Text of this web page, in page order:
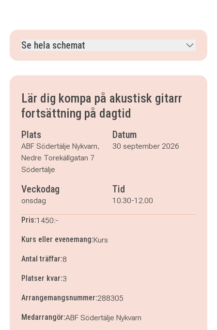
Se hela schemat
onsdag 14 oktober 2026
klockan 10.30–12.00
onsdag 21 oktober 2026 klockan 10.30–12.00
onsdag 28 oktober 2026klockan 10.30–12.00
onsdag 11 november 2026klockan 10.30–12.00
onsdag 18 november 2026klockan 10.30–12.00
Lär dig kompa på akustisk gitarr
fortsättning på dagtid
Plats
ABF Södertälje Nykvarn,
Nedre Torekällgatan 7
Södertälje
Datum
30 september 2026
Veckodag
onsdag
Tid
10.30-12.00
Pris:1450:-
Kurs eller evenemang:Kurs
Antal träffar:8
Platser kvar:3
Arrangemangsnummer:288305
Medarrangör:ABF Södertälje Nykvarn